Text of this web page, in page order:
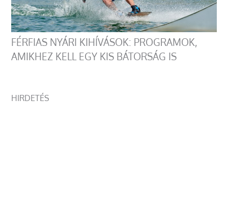
FÉRFIAS NYÁRI KIHÍVÁSOK: PROGRAMOK,
AMIKHEZ KELL EGY KIS BÁTORSÁG IS
HIRDETÉS